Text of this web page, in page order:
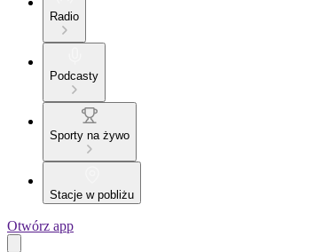
Radio
Podcasty
Sporty na żywo
Stacje w pobliżu
Otwórz app